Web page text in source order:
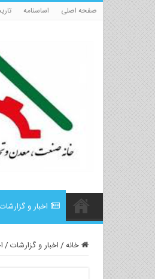
صفحه اصلی اساسنامه
اخبار و گزارشات
خانه/اخبار و گزارشات/